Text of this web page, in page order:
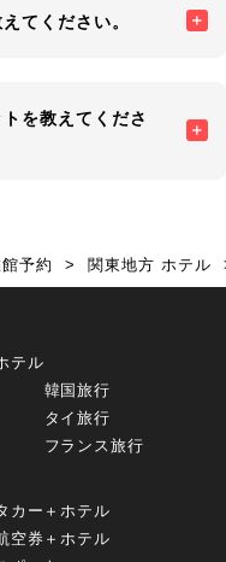
てください。
を教えてくださ
予約 関東地方 ホテル
テル
韓国旅行
タイ旅行
フランス旅行
カー＋ホテル
空券＋ホテル